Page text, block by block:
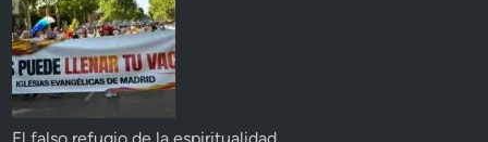
El falso refugio de la espiritualidad